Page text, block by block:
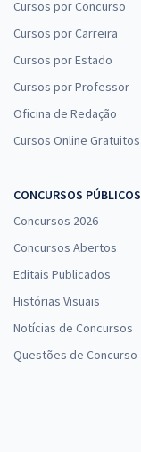
Cursos por Concurso
Cursos por Carreira
Cursos por Estado
Cursos por Professor
Oficina de Redação
Cursos Online Gratuitos
CONCURSOS PÚBLICOS
Concursos 2026
Concursos Abertos
Editais Publicados
Histórias Visuais
Notícias de Concursos
Questões de Concurso